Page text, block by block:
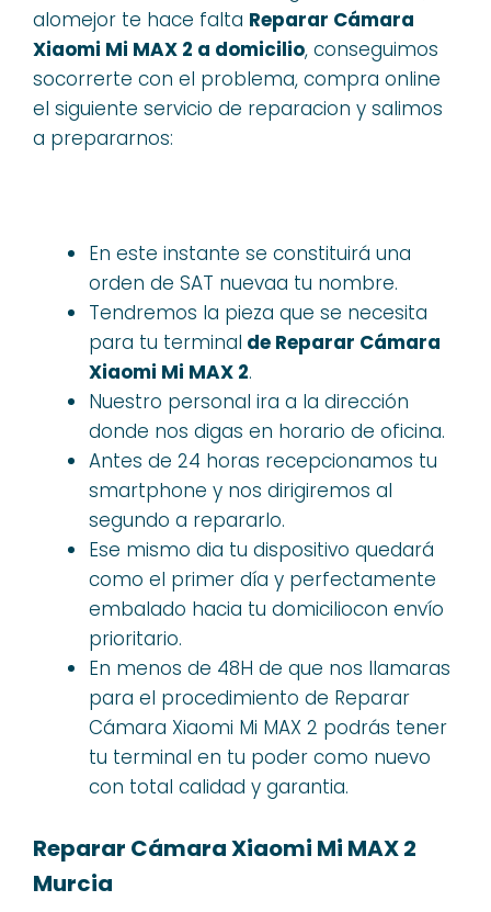
alomejor te hace falta Reparar Cámara
Xiaomi Mi MAX 2 a domicilio, conseguimos
socorrerte con el problema, compra online
el siguiente servicio de reparacion y salimos
a prepararnos:
En este instante se constituirá una
orden de SAT nuevaa tu nombre.
Tendremos la pieza que se necesita
para tu terminal de Reparar Cámara
Xiaomi Mi MAX 2.
Nuestro personal ira a la dirección
donde nos digas en horario de oficina.
Antes de 24 horas recepcionamos tu
smartphone y nos dirigiremos al
segundo a repararlo.
Ese mismo dia tu dispositivo quedará
como el primer día y perfectamente
embalado hacia tu domiciliocon envío
prioritario.
En menos de 48H de que nos llamaras
para el procedimiento de Reparar
Cámara Xiaomi Mi MAX 2 podrás tener
tu terminal en tu poder como nuevo
con total calidad y garantia.
Reparar Cámara Xiaomi Mi MAX 2
Murcia